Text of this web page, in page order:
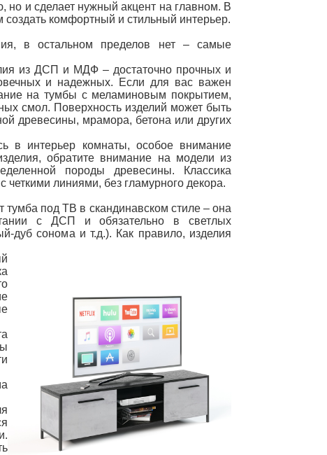
но и сделает нужный акцент на главном. В
комфортный и стильный интерьер.
в остальном пределов нет – самые
из ДСП и МДФ – достаточно прочных и
и надежных. Если для вас важен
на тумбы с меламиновым покрытием,
смол. Поверхность изделий может быть
древесины, мрамора, бетона или других
в интерьер комнаты, особое внимание
обратите внимание на модели из
породы древесины. Классика
линиями, без гламурного декора.
под ТВ в скандинавском стиле – она
с ДСП и обязательно в светлых
дуб сонома и т.д.). Как правило, изделия